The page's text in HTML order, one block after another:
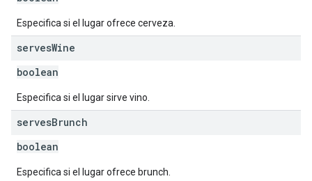
Especifica si el lugar ofrece cerveza.
servesWine
boolean
Especifica si el lugar sirve vino.
servesBrunch
boolean
Especifica si el lugar ofrece brunch.